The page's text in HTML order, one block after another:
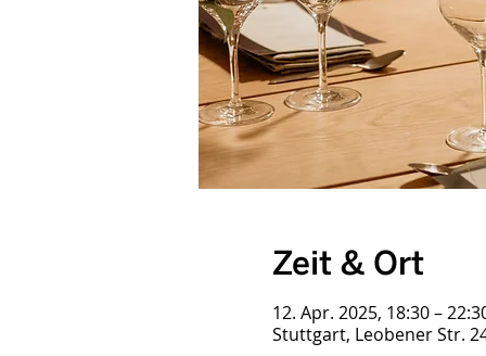
Zeit & Ort
12. Apr. 2025, 18:30 –
Stuttgart, Leobener Str.